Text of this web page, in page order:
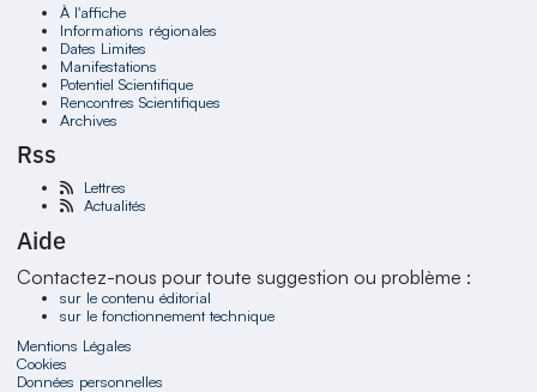
À l'affiche
Informations régionales
Dates Limites
Manifestations
Potentiel Scientifique
Rencontres Scientifiques
Archives
Rss
Lettres
Actualités
Aide
Contactez-nous pour toute suggestion ou problème :
sur le contenu éditorial
sur le fonctionnement technique
Mentions Légales
Cookies
Données personnelles